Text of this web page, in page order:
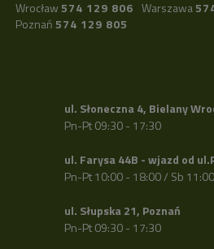
Wrocław 574 129 806 Warszawa
Poznań 574 129 805
ul. Słoneczna 4, Bielany
Pn-Pt 09:30 - 17:30
ul. Farysa 44B - wjazd od
Pn-Pt 10:00 - 18:00 / Sb
ul. Słupska 21, Poznań
Pn-Pt 09:30 - 17:30